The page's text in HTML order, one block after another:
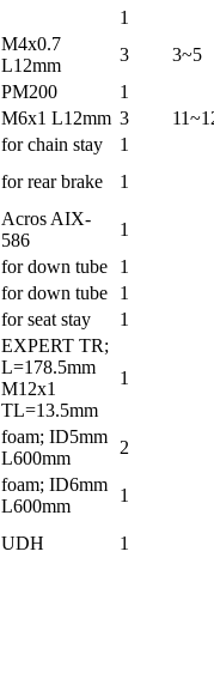
1
M4x0.7
L12mm
3
3~5
PM200
1
M6x1 L12mm 3
for chain stay
1
for rear brake 1
Acros AIX-
586
1
for down tube
1
for down tube
1
for seat stay 1
EXPERT TR;
L=178.5mm
M12x1
TL=13.5mm
1
foam; ID5mm
L600mm
2
foam; ID6mm
L600mm
1
UDH
1